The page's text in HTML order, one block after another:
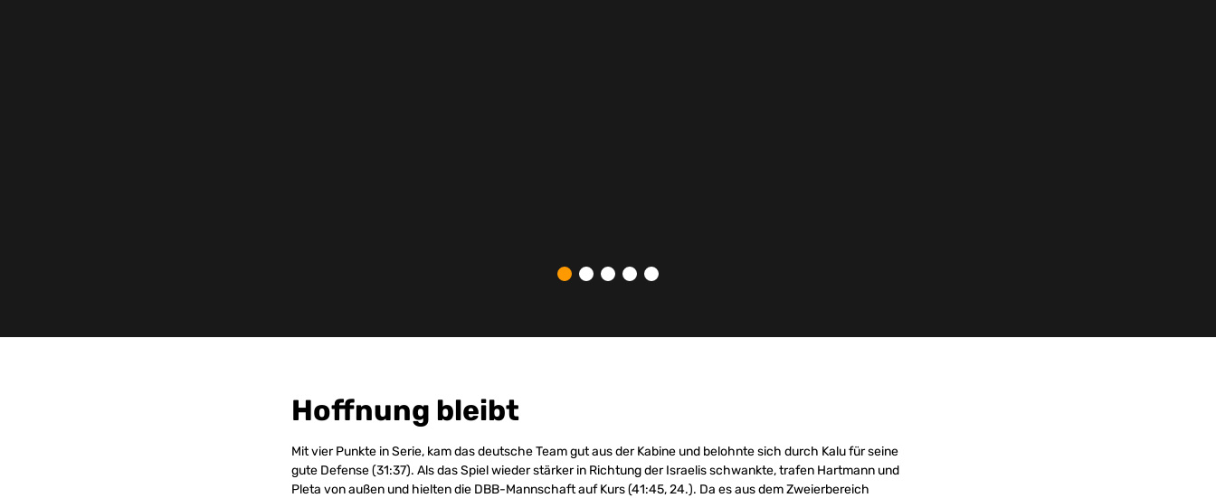
Hoffnung bleibt
Mit vier Punkte in Serie, kam das deutsche Team gut aus der Kabine und belohnte sich durch Kalu für seine
gute Defense (31:37). Als das Spiel wieder stärker in Richtung der Israelis schwankte, trafen Hartmann und
Pleta von außen und hielten die DBB-Mannschaft auf Kurs (41:45, 24.). Da es aus dem Zweierbereich